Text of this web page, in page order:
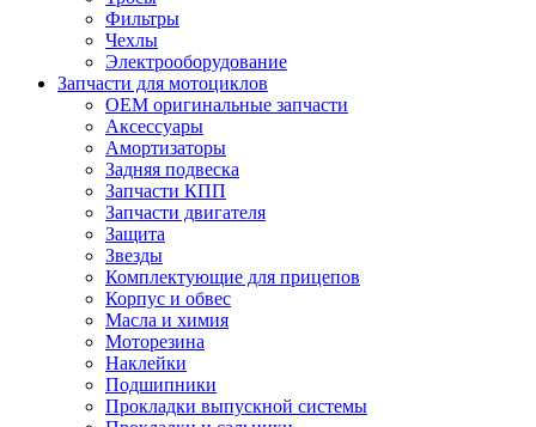
Фильтры
Чехлы
Электрооборудование
Запчасти для мотоциклов
OEM оригинальные запчасти
Аксессуары
Амортизаторы
Задняя подвеска
Запчасти КПП
Запчасти двигателя
Защита
Звезды
Комплектующие для прицепов
Корпус и обвес
Масла и химия
Моторезина
Наклейки
Подшипники
Прокладки выпускной системы